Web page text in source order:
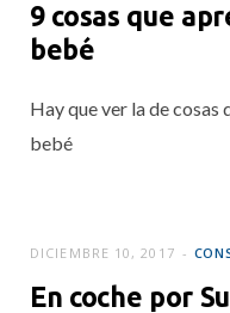
9 cosas que
bebé
Hay que ver la de cosas
bebé
DICIEMBRE 10, 2017
En coche por